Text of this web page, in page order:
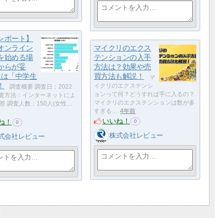
ポート】​
ンライン
始める場
らが妥
「中学生
調査概要 調査日：2022
方法：インターネットによ
調査人数：150人(女性…
！ 0
会社レビュー
マイクリのエクス
テンションの入手
方法は？効果や売
買方法も解説！
マ
イクリのエクステンシ
ョンって何？どうすれば手に入るの？
マイクリのエクステンションは数が多
すぎる…
4年前
いいね！ 0
株式会社レビュー